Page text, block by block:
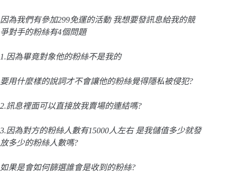
因為我們有參加299免運的活動 我想要發訊息給我的競
爭對手的粉絲有4個問題
1.因為畢竟對象他的粉絲不是我的
要用什麼樣的說詞才不會讓他的粉絲覺得隱私被侵犯?
2.訊息裡面可以直接放我賣場的連結嗎?
3.因為對方的粉絲人數有15000人左右 是我儲值多少就發
放多少的粉絲人數嗎?
如果是會如何篩選誰會是收到的粉絲?